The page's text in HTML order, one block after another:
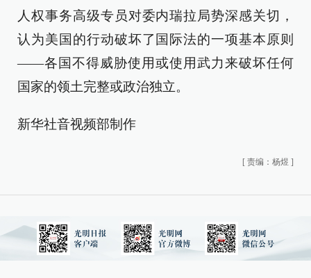
人权事务高级专员对委内瑞拉局势深感关切，
认为美国的行动破坏了国际法的一项基本原则
——各国不得威胁使用或使用武力来破坏任何
国家的领土完整或政治独立。
新华社音视频部制作
[ 责编：杨煜 ]